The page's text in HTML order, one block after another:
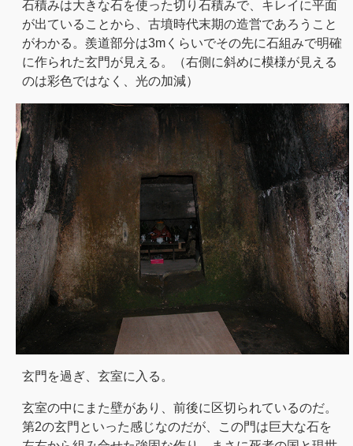
石積みは大きな石を使った切り石積みで、キレイに平面
が出ていることから、古墳時代末期の造営であろうこと
がわかる。羨道部分は3mくらいでその先に石組みで明確
に作られた玄門が見える。（右側に斜めに模様が見える
のは彩色ではなく、光の加減）
玄門を過ぎ、玄室に入る。
玄室の中にまた壁があり、前後に区切られているのだ。
第2の玄門といった感じなのだが、この門は巨大な石を